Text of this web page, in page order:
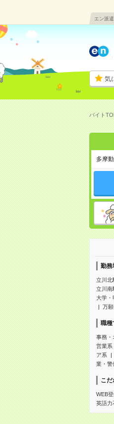
エン派遣
気
バイト
多摩
勤務
立川北
立川南
大学・
万
職種
事務・
営業系
ア系
業・警
こ
WEB
英語力